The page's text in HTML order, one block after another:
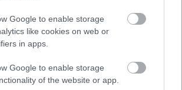
Google to enable storage
like cookies on web or
in apps.
Google to enable storage
of the website or app.
egy divatbemutató – egy volt
a divat lehet egyszerre esztétikai
kinyilatkoztatás és közösségi
vízió, amelyet a kifutón látva nem
kívül hagyni.